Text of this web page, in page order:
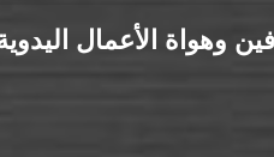
وهواة الأعمال